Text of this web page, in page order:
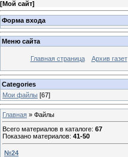
[Мой сайт]
Форма входа
Меню сайта
Главная страница Архив газет
Categories
Мои файлы [67]
Главная » Файлы
Всего материалов в каталоге: 67
Показано материалов: 41-50
№24